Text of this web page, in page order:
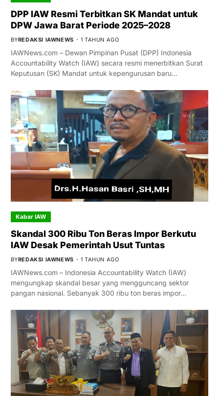
DPP IAW Resmi Terbitkan SK Mandat untuk
DPW Jawa Barat Periode 2025–2028
BYREDAKSI IAWNEWS 1 TAHUN AGO
IAWNews.com – Dewan Pimpinan Pusat (DPP) Indonesia
Accountability Watch (IAW) secara resmi menerbitkan Surat
Keputusan (SK) Mandat untuk kepengurusan baru…
Kabar IAW
Skandal 300 Ribu Ton Beras Impor Berkutu
IAW Desak Pemerintah Usut Tuntas
BYREDAKSI IAWNEWS 1 TAHUN AGO
IAWNews.com – Indonesia Accountability Watch (IAW)
mengungkap skandal besar yang mengguncang sektor
pangan nasional. Sebanyak 300 ribu ton beras impor…